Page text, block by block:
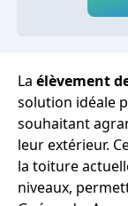
La élèvement
solution idéale
souhaitant
leur extérieur.
la toiture
niveaux,